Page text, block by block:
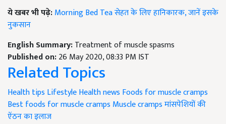
ये खबर भी पढ़े:Morning Bed Tea सेहत के लिए हानिकारक, जानें इसके
नुकसान
English Summary:Treatment of muscle spasms
Published on:26 May 2020, 08:33 PM IST
Related Topics
Health tips LifestyleHealth news Foods for muscle cramps
Best foods for muscle cramps Muscle crampsमांसपेशियों की
ऐंठन का इलाज